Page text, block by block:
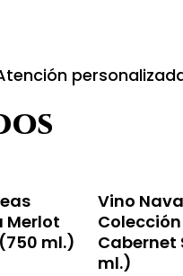
Merlot
ml.)
Vino
Cabernet
ml.)